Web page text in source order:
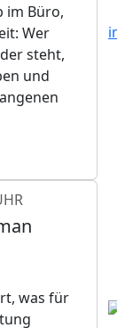
im Büro,
Wer
steht,
und
was für